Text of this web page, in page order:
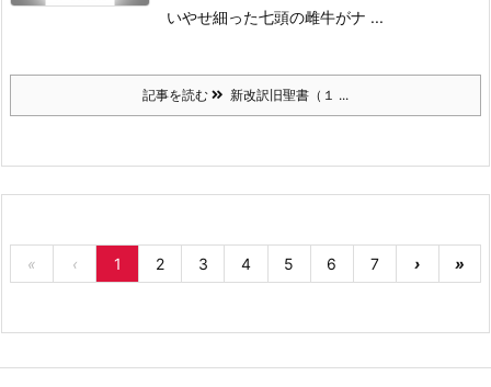
いやせ細った七頭の雌牛がナ ...
記事を読む 新改訳旧聖書（１ ...
« ‹ 1 2 3 4 5 6 7 › »